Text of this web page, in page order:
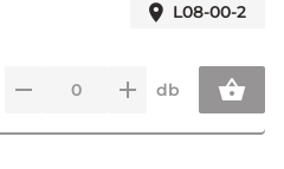
L08-00-2
db